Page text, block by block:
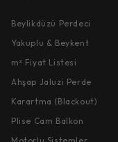
Beylikdüzü Perdeci
Yakuplu & Beykent
m² Fiyat Listesi
Ahşap Jaluzi Perde
Karartma (Blackout)
Plise Cam Balkon